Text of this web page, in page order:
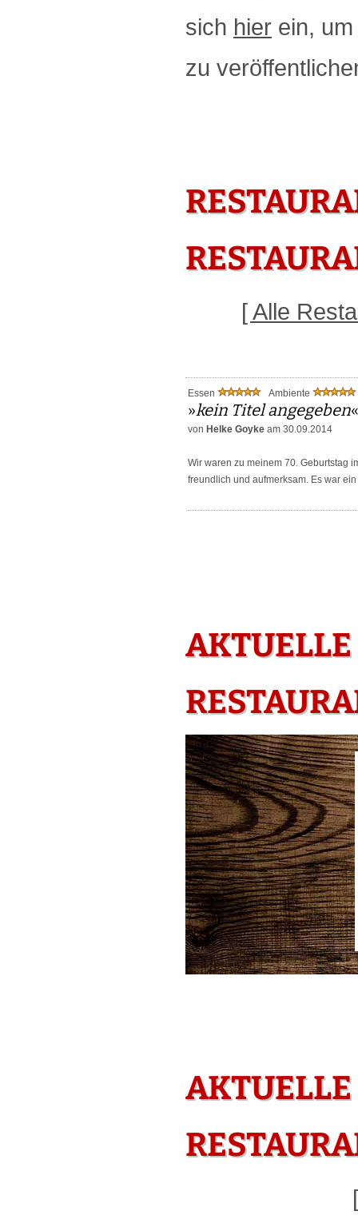
sich hier ein,
zu
[ Alle
Essen Ambiente
»kein Titel angegeben«
von Helke Goyke am 30.09.2014
Wir waren zu meinem 70. Geburtstag
freundlich und aufmerksam. Es war
AKTUELLE